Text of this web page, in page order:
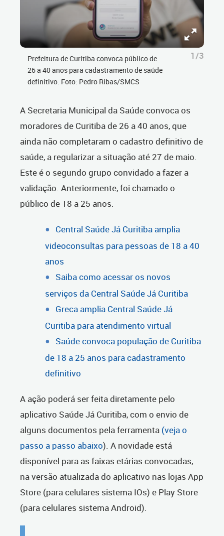
Prefeitura de Curitiba convoca público de
26 a 40 anos para cadastramento de saúde
definitivo. Foto: Pedro Ribas/SMCS
1/3
A Secretaria Municipal da Saúde convoca os
moradores de Curitiba de 26 a 40 anos, que
ainda não completaram o cadastro definitivo de
saúde, a regularizar a situação até 27 de maio.
Este é o segundo grupo convidado a fazer a
validação. Anteriormente, foi chamado o
público de 18 a 25 anos.
Central Saúde Já Curitiba amplia
videoconsultas para pessoas de 18 a 40
anos
Saiba como acessar os novos
serviços da Central Saúde Já Curitiba
Greca amplia Central Saúde Já
Curitiba para atendimento virtual
Saúde convoca população de Curitiba
de 18 a 25 anos para cadastramento
definitivo
A ação poderá ser feita diretamente pelo
aplicativo Saúde Já Curitiba, com o envio de
alguns documentos pela ferramenta (veja o
passo a passo abaixo). A novidade está
disponível para as faixas etárias convocadas,
na versão atualizada do aplicativo nas lojas App
Store (para celulares sistema IOs) e Play Store
(para celulares sistema Android).